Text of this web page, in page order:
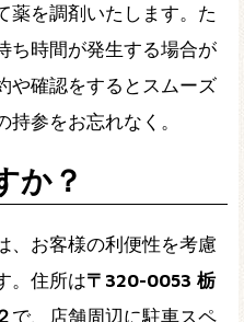
薬を調剤いたします。た
ち時間が発生する場合が
や確認をするとスムーズ
持参をお忘れなく。
か？
、お客様の利便性を考慮
。住所は〒320-0053 栃
で、店舗周辺に駐車スペ